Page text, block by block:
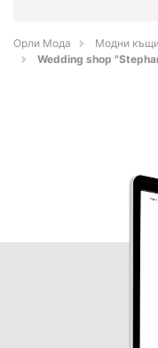
Орли Мода
Модни
Wedding shop